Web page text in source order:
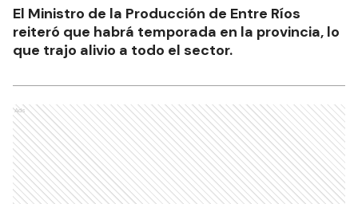
El Ministro de la Producción de Entre Ríos
reiteró que habrá temporada en la provincia, lo
que trajo alivio a todo el sector.
Ads